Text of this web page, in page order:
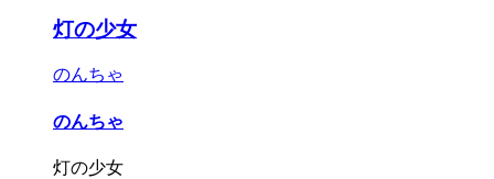
灯の少女
のんちゃ
のんちゃ
灯の少女